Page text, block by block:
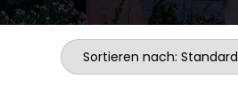
Sortieren nach: Standard